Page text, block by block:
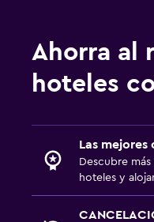
Ahorra al
hoteles
Las
Descubre
hoteles y